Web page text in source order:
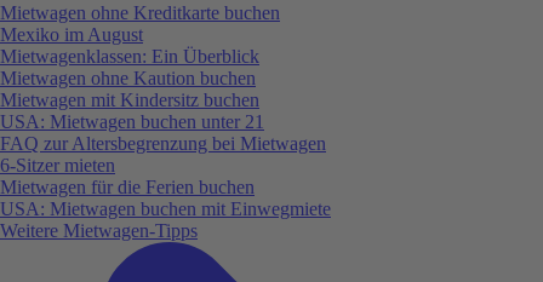
Mietwagen ohne Kreditkarte buchen
Mexiko im August
Mietwagenklassen: Ein Überblick
Mietwagen ohne Kaution buchen
Mietwagen mit Kindersitz buchen
USA: Mietwagen buchen unter 21
FAQ zur Altersbegrenzung bei Mietwagen
6-Sitzer mieten
Mietwagen für die Ferien buchen
USA: Mietwagen buchen mit Einwegmiete
Weitere Mietwagen-Tipps